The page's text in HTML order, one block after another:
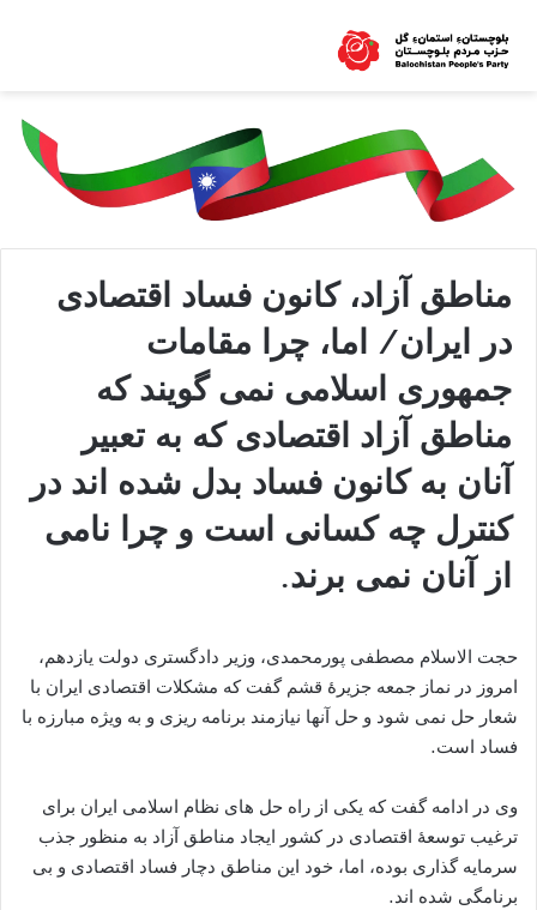
مناطق آزاد، کانون فساد اقتصادی
در ایران/ اما، چرا مقامات
جمهوری اسلامی نمی گویند که
مناطق آزاد اقتصادی که به تعبیر
آنان به کانون فساد بدل شده اند در
کنترل چه کسانی است و چرا نامی
از آنان نمی برند.
حجت الاسلام مصطفی پورمحمدی، وزیر دادگستری دولت یازدهم،
امروز در نماز جمعه جزیرۀ قشم گفت که مشکلات اقتصادی ایران با
شعار حل نمی شود و حل آنها نیازمند برنامه ریزی و به ویژه مبارزه با
فساد است.
وی در ادامه گفت که یکی از راه حل های نظام اسلامی ایران برای
ترغیب توسعۀ اقتصادی در کشور ایجاد مناطق آزاد به منظور جذب
سرمایه گذاری بوده، اما، خود این مناطق دچار فساد اقتصادی و بی
برنامگی شده اند.